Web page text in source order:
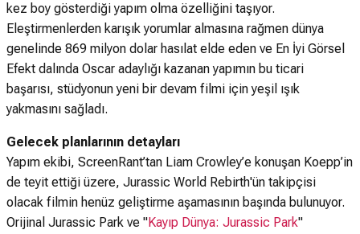
kez boy gösterdiği yapım olma özelliğini taşıyor.
Eleştirmenlerden karışık yorumlar almasına rağmen dünya
genelinde 869 milyon dolar hasılat elde eden ve En İyi Görsel
Efekt dalında Oscar adaylığı kazanan yapımın bu ticari
başarısı, stüdyonun yeni bir devam filmi için yeşil ışık
yakmasını sağladı.
Gelecek planlarının detayları
Yapım ekibi, ScreenRant’tan Liam Crowley’e konuşan Koepp’in
de teyit ettiği üzere, Jurassic World Rebirth'ün takipçisi
olacak filmin henüz geliştirme aşamasının başında bulunuyor.
Orijinal Jurassic Park ve "Kayıp Dünya: Jurassic Park"